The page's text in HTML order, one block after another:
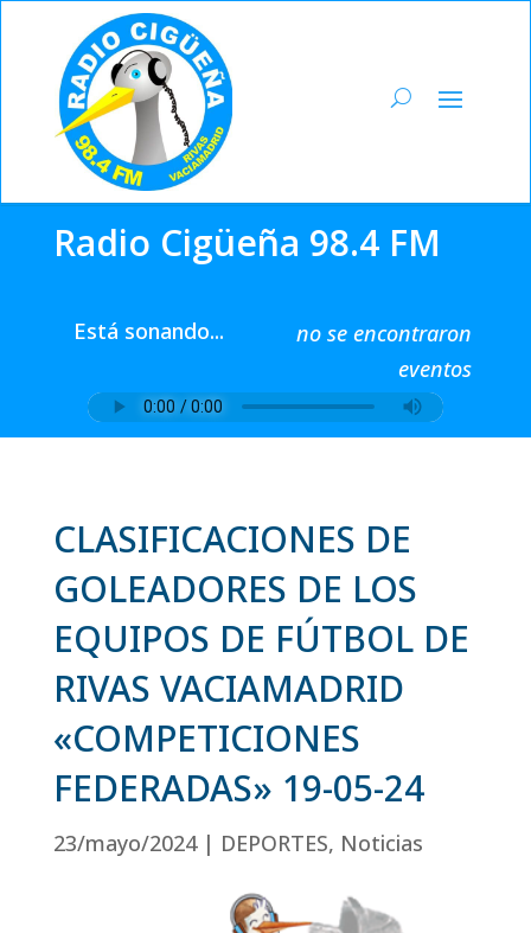
Radio Cigüeña 98.4 FM
Está sonando...
no se encontraron
eventos
CLASIFICACIONES DE
GOLEADORES DE LOS
EQUIPOS DE FÚTBOL DE
RIVAS VACIAMADRID
«COMPETICIONES
FEDERADAS» 19-05-24
23/mayo/2024| DEPORTES, Noticias